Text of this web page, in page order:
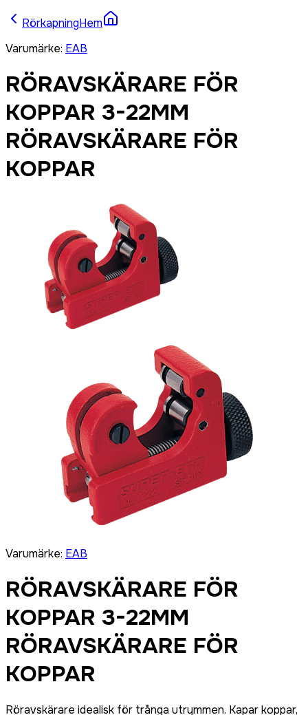
RörkapningHem
Varumärke: EAB
RÖRAVSKÄRARE FÖR
KOPPAR 3-22MM
RÖRAVSKÄRARE FÖR
KOPPAR
Varumärke: EAB
RÖRAVSKÄRARE FÖR
KOPPAR 3-22MM
RÖRAVSKÄRARE FÖR
KOPPAR
Röravskärare idealisk för trånga utrymmen. Kapar koppar,